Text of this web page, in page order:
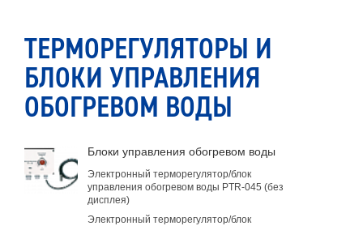
ТЕРМОРЕГУЛЯТОРЫ И
БЛОКИ УПРАВЛЕНИЯ
ОБОГРЕВОМ ВОДЫ
Блоки управления обогревом воды
Электронный терморегулятор/блок
управления обогревом воды PTR-045 (без
дисплея)
Электронный терморегулятор/блок